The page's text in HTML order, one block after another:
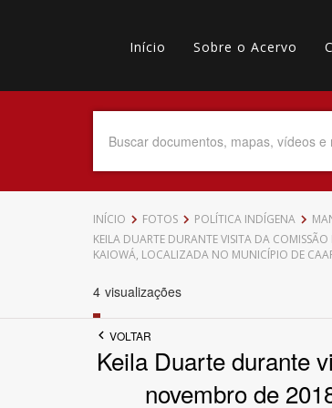
Main
navigation
Início Sobre o Acervo
secundário
Data do Documento
INÍCIO FOTOS POLÍTICA INDÍGENA
KEILA DUARTE DURANTE VISITA DA
KAIOWÁ, LOCALIZADA NO MUNICÍPIO DE
4 visualizações
VOLTAR
Keila Duarte durante
novembro de